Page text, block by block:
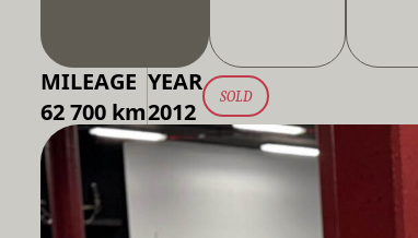
MILEAGE
62 700 km
YEAR
2012
SOLD